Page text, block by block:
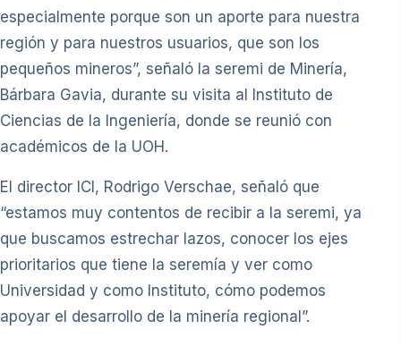
especialmente porque son un aporte para nuestra
región y para nuestros usuarios, que son los
pequeños mineros”, señaló la seremi de Minería,
Bárbara Gavia, durante su visita al Instituto de
Ciencias de la Ingeniería, donde se reunió con
académicos de la UOH.
El director ICI, Rodrigo Verschae, señaló que
“estamos muy contentos de recibir a la seremi, ya
que buscamos estrechar lazos, conocer los ejes
prioritarios que tiene la seremía y ver como
Universidad y como Instituto, cómo podemos
apoyar el desarrollo de la minería regional”.